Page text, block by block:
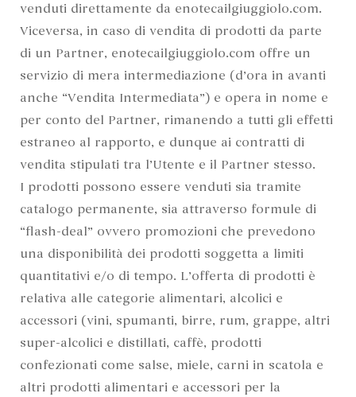
venduti direttamente da enotecailgiuggiolo.com.
Viceversa, in caso di vendita di prodotti da parte
di un Partner, enotecailgiuggiolo.com offre un
servizio di mera intermediazione (d’ora in avanti
anche “Vendita Intermediata”) e opera in nome e
per conto del Partner, rimanendo a tutti gli effetti
estraneo al rapporto, e dunque ai contratti di
vendita stipulati tra l’Utente e il Partner stesso.
I prodotti possono essere venduti sia tramite
catalogo permanente, sia attraverso formule di
“flash-deal” ovvero promozioni che prevedono
una disponibilità dei prodotti soggetta a limiti
quantitativi e/o di tempo. L’offerta di prodotti è
relativa alle categorie alimentari, alcolici e
accessori (vini, spumanti, birre, rum, grappe, altri
super-alcolici e distillati, caffè, prodotti
confezionati come salse, miele, carni in scatola e
altri prodotti alimentari e accessori per la